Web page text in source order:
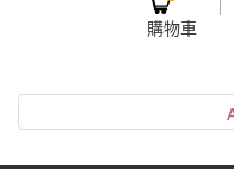
購物車
帳號